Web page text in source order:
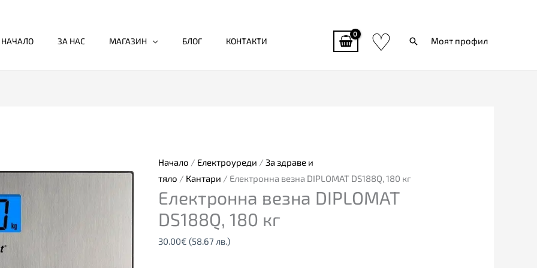
НАЧАЛО ЗА НАС МАГАЗИН БЛОГ КОНТАКТИ ♡ ТърсиМоят профил
Начало / Електроуреди / За здраве и
тяло / Кантари / Електронна везна DIPLOMAT DS188Q, 180 кг
Електронна везна DIPLOMAT
DS188Q, 180 кг
30.00€ (58.67 лв.)